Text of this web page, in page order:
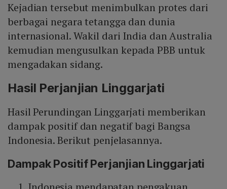
Kejadian tersebut menimbulkan protes dari
berbagai negara tetangga dan dunia
internasional. Wakil dari India dan Australia
kemudian mengusulkan kepada PBB untuk
mengadakan sidang.
Hasil Perjanjian Linggarjati
Hasil Perundingan Linggarjati memberikan
dampak positif dan negatif bagi Bangsa
Indonesia. Berikut penjelasannya.
Dampak Positif Perjanjian Linggarjati